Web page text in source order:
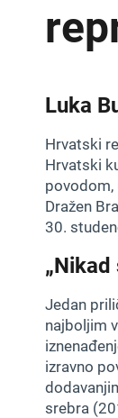
Luka
Hrvatski
Hrvatski
povodom,
Dražen
30.
Jedan
najboljim
izravno
srebra